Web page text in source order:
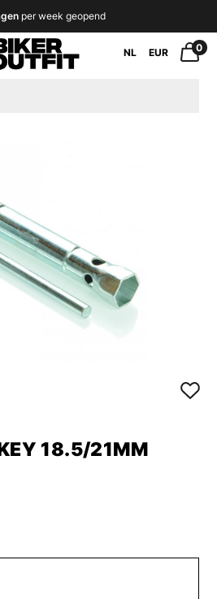
per week geopend
NL EUR 0
18.5/21MM